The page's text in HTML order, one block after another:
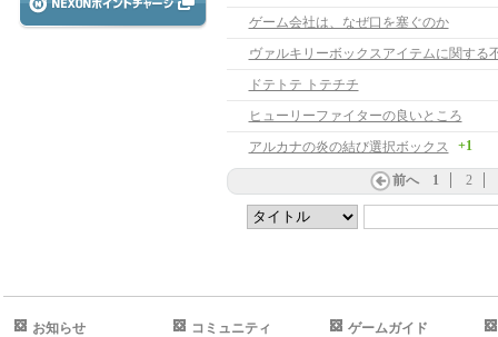
ゲーム会社は、なぜ口を塞ぐのか
ヴァルキリーボックスアイテムに関する
ドテトテ トテチチ
ヒューリーファイターの良いところ
アルカナの炎の結び選択ボックス
+1
前へ 1 2
お知らせ コミュニティ ゲームガイド